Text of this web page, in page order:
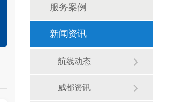
服务案例
新闻资讯
航线动态
威都资讯